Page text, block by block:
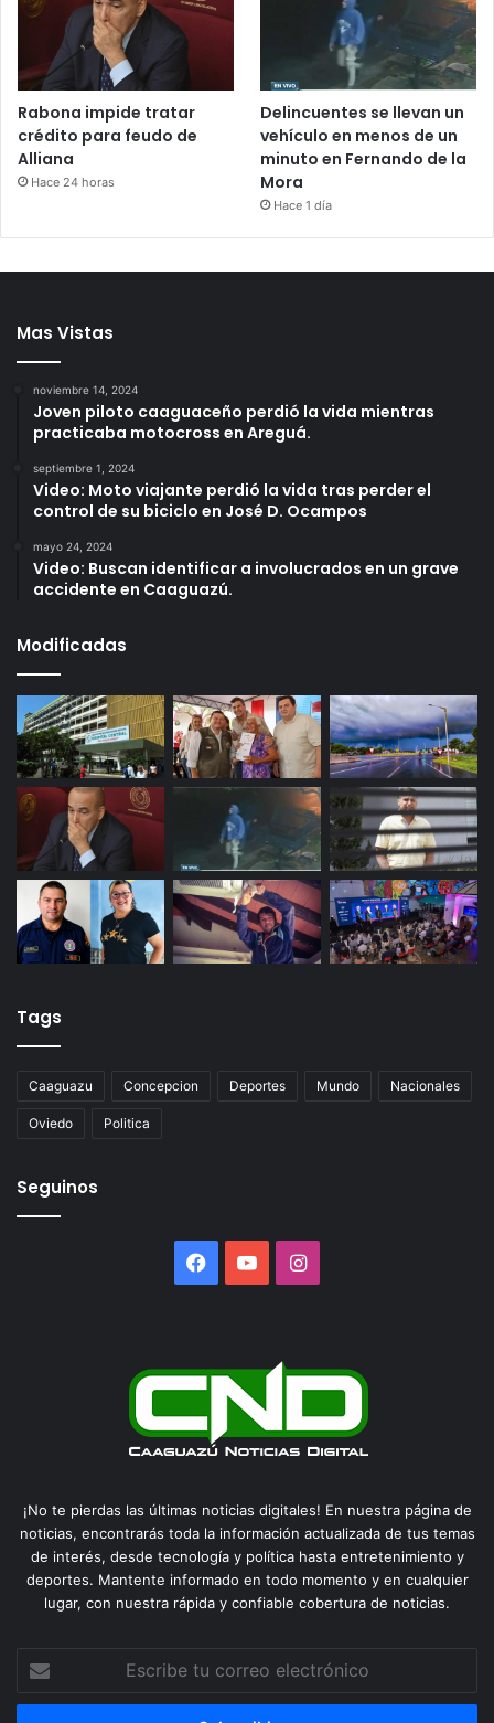
Rabona impide tratar
crédito para feudo de
Alliana
Hace 24 horas
Delincuentes se llevan un
vehículo en menos de un
minuto en Fernando de la
Mora
Hace 1 día
Mas Vistas
noviembre 14, 2024
Joven piloto caaguaceño perdió la vida mientras
practicaba motocross en Areguá.
septiembre 1, 2024
Video: Moto viajante perdió la vida tras perder el
control de su biciclo en José D. Ocampos
mayo 24, 2024
Video: Buscan identificar a involucrados en un grave
accidente en Caaguazú.
Modificadas
Tags
Caaguazu Concepcion Deportes Mundo Nacionales
Oviedo Politica
Seguinos
Facebook
YouTubeInstagram
¡No te pierdas las últimas noticias digitales! En nuestra página de
noticias, encontrarás toda la información actualizada de tus temas
de interés, desde tecnología y política hasta entretenimiento y
deportes. Mantente informado en todo momento y en cualquier
lugar, con nuestra rápida y confiable cobertura de noticias.
correo